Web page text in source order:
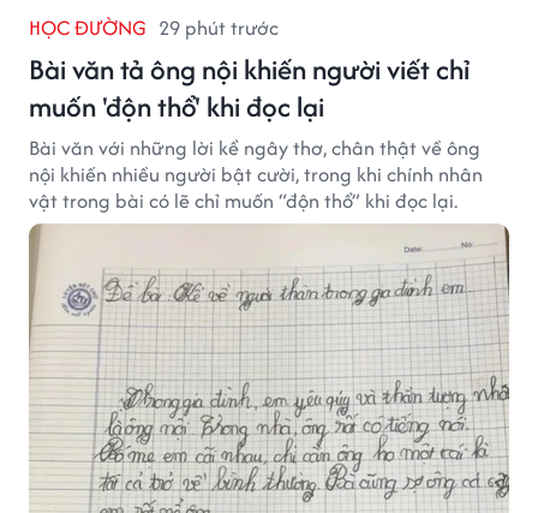
HỌC ĐƯỜNG 29 phút trước
Bài văn tả ông nội khiến người viết chỉ
muốn 'độn thổ' khi đọc lại
Bài văn với những lời kể ngây thơ, chân thật về ông
nội khiến nhiều người bật cười, trong khi chính nhân
vật trong bài có lẽ chỉ muốn “độn thổ” khi đọc lại.